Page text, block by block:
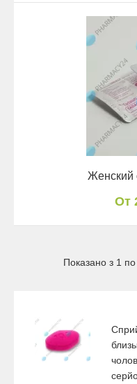
Женский
От
Показано з 1 по